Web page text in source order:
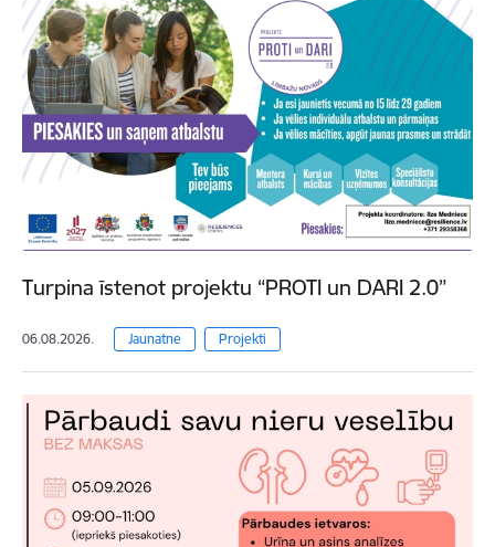
Turpina īstenot projektu “PROTI un DARI 2.0”
06.08.2026. Jaunatne Projekti